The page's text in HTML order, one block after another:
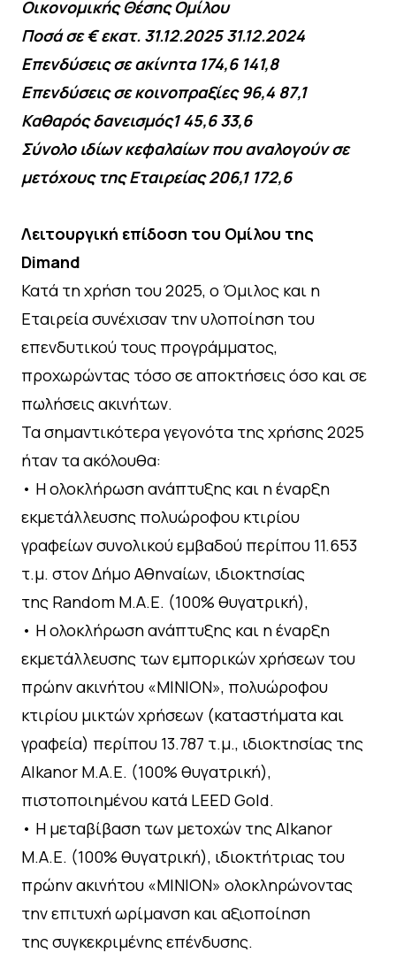
Οικονομικής Θέσης Ομίλου
Ποσά σε € εκατ. 31.12.2025 31.12.2024
Επενδύσεις σε ακίνητα 174,6 141,8
Επενδύσεις σε κοινοπραξίες 96,4 87,1
Καθαρός δανεισμός1 45,6 33,6
Σύνολο ιδίων κεφαλαίων που αναλογούν σε
μετόχους της Εταιρείας 206,1 172,6
Λειτουργική επίδοση του Ομίλου της
Dimand
Κατά τη χρήση του 2025, ο Όμιλος και η
Εταιρεία συνέχισαν την υλοποίηση του
επενδυτικού τους προγράμματος,
προχωρώντας τόσο σε αποκτήσεις όσο και σε
πωλήσεις ακινήτων.
Τα σημαντικότερα γεγονότα της χρήσης 2025
ήταν τα ακόλουθα:
• Η ολοκλήρωση ανάπτυξης και η έναρξη
εκμετάλλευσης πολυώροφου κτιρίου
γραφείων συνολικού εμβαδού περίπου 11.653
τ.μ. στον Δήμο Αθηναίων, ιδιοκτησίας
της Random Μ.Α.Ε. (100% θυγατρική),
• Η ολοκλήρωση ανάπτυξης και η έναρξη
εκμετάλλευσης των εμπορικών χρήσεων του
πρώην ακινήτου «ΜΙΝΙΟΝ», πολυώροφου
κτιρίου μικτών χρήσεων (καταστήματα και
γραφεία) περίπου 13.787 τ.μ., ιδιοκτησίας της
Alkanor Μ.Α.Ε. (100% θυγατρική),
πιστοποιημένου κατά LEED Gold.
• Η μεταβίβαση των μετοχών της Alkanor
M.A.E. (100% θυγατρική), ιδιοκτήτριας του
πρώην ακινήτου «ΜΙΝΙΟΝ» ολοκληρώνοντας
την επιτυχή ωρίμανση και αξιοποίηση
της συγκεκριμένης επένδυσης.